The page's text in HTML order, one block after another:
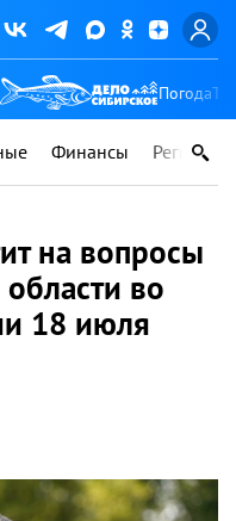
Погода
Финансы Регионы
на вопросы
во
18 июля